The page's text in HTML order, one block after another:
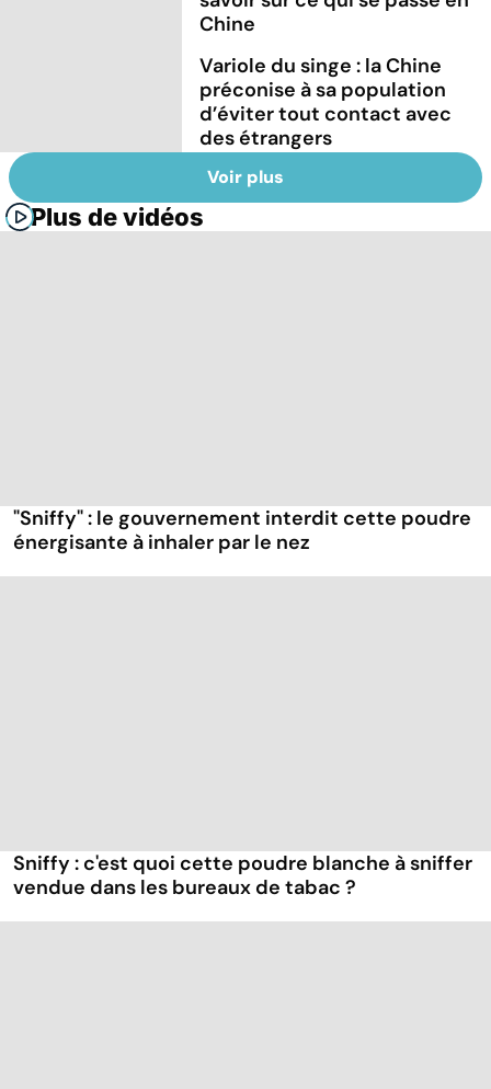
Chine
Variole du singe : la Chine
préconise à sa population
d’éviter tout contact avec
des étrangers
Voir plus
Plus de vidéos
"Sniffy" : le gouvernement interdit cette poudre
énergisante à inhaler par le nez
Sniffy : c'est quoi cette poudre blanche à sniffer
vendue dans les bureaux de tabac ?